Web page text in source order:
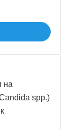
на
spp.)